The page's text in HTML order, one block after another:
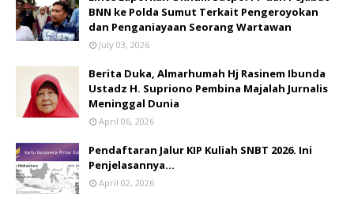
BNN ke Polda Sumut Terkait Pengeroyokan
dan Penganiayaan Seorang Wartawan
July 03, 2026
Berita Duka, Almarhumah Hj Rasinem Ibunda
Ustadz H. Supriono Pembina Majalah Jurnalis
Meninggal Dunia
April 06, 2026
Pendaftaran Jalur KIP Kuliah SNBT 2026. Ini
Penjelasannya…
April 02, 2026